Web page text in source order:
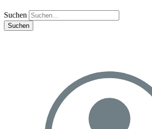
Suchen
Suchen